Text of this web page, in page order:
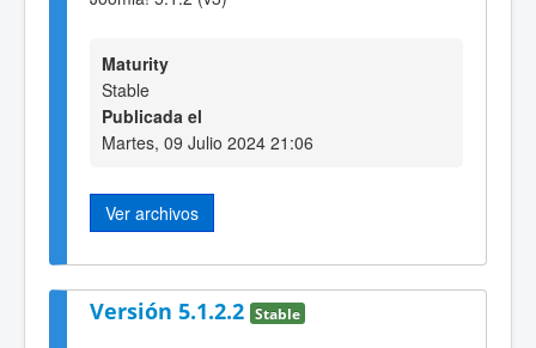
Maturity
Stable
Publicada el
Martes, 09 Julio 2024 21:06
Ver archivos
Versión 5.1.2.2 Stable